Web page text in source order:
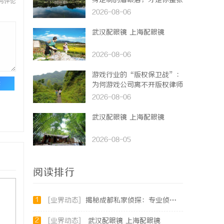
脸的点睛之笔！淡颜系女生的
2026-08-06
武汉配眼镜 上海配眼镜
2026-08-06
游戏行业的“版权保卫战”：
为何游戏公司离不开版权律师
2026-08-06
武汉配眼镜 上海配眼镜
2026-08-05
阅读排行
1 [业界动态] 揭秘成都私家侦探：专业侦查服务助您解心中疑惑
2 [业界动态] 武汉配眼镜 上海配眼镜